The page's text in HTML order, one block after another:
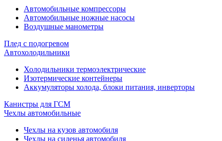
Автомобильные компрессоры
Автомобильные ножные насосы
Воздушные манометры
Плед с подогревом
Автохолодильники
Холодильники термоэлектрические
Изотермические контейнеры
Аккумуляторы холода, блоки питания, инверторы
Канистры для ГСМ
Чехлы автомобильные
Чехлы на кузов автомобиля
Чехлы на сиденья автомобиля